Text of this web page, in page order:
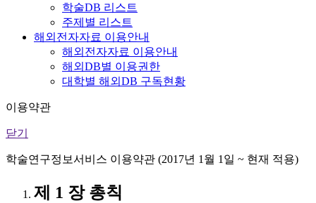
학술DB 리스트
주제별 리스트
해외전자자료 이용안내
해외전자자료 이용안내
해외DB별 이용권한
대학별 해외DB 구독현황
이용약관
닫기
학술연구정보서비스 이용약관 (2017년 1월 1일 ~ 현재 적용)
제 1 장 총칙